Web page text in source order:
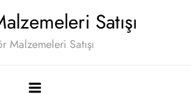
Satışı
Malzemeleri Satışı